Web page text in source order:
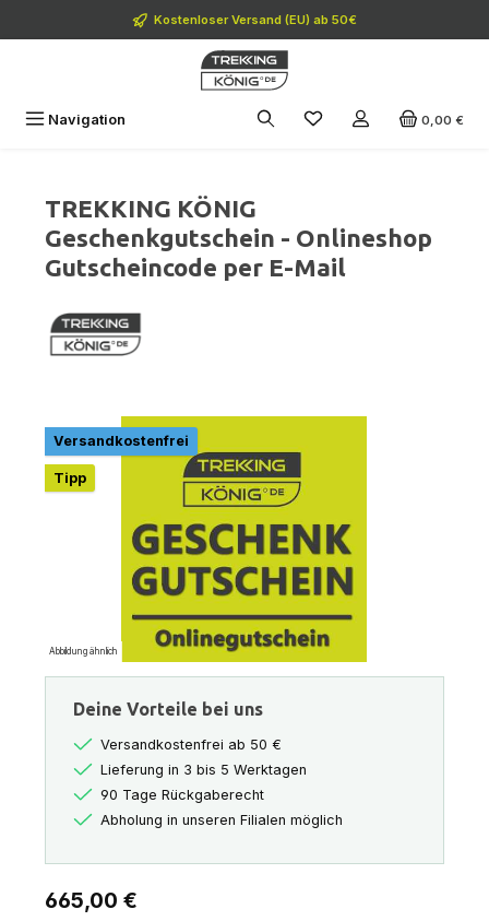
Zum Hauptinhalt springenKostenloser Versand (EU) ab 50€
Navigation 0,00 €
TREKKING KÖNIG
Geschenkgutschein - Onlineshop
Gutscheincode per E-Mail
Bildergalerie überspringen
Versandkostenfrei
Tipp
Abbildung ähnlich
Deine Vorteile bei uns
Versandkostenfrei ab 50 €
Lieferung in 3 bis 5 Werktagen
90 Tage Rückgaberecht
Abholung in unseren Filialen möglich
Regulärer Preis:
665,00 €